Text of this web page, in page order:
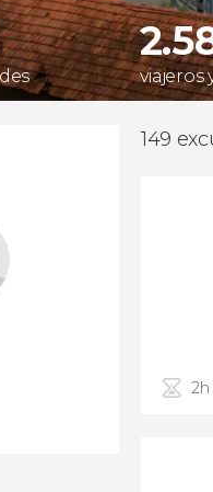
viajeros
149
2h